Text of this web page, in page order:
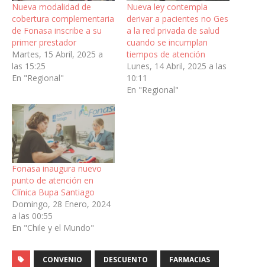
Nueva modalidad de
cobertura complementaria
de Fonasa inscribe a su
primer prestador
Martes, 15 Abril, 2025 a
las 15:25
En "Regional"
Nueva ley contempla
derivar a pacientes no Ges
a la red privada de salud
cuando se incumplan
tiempos de atención
Lunes, 14 Abril, 2025 a las
10:11
En "Regional"
Fonasa inaugura nuevo
punto de atención en
Clínica Bupa Santiago
Domingo, 28 Enero, 2024
a las 00:55
En "Chile y el Mundo"
CONVENIO DESCUENTO FARMACIAS